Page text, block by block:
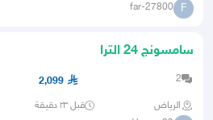
F
far-27800
سامسونج 24 الترا
2
2,099
الرياض قبل ٢٣ دقيقة